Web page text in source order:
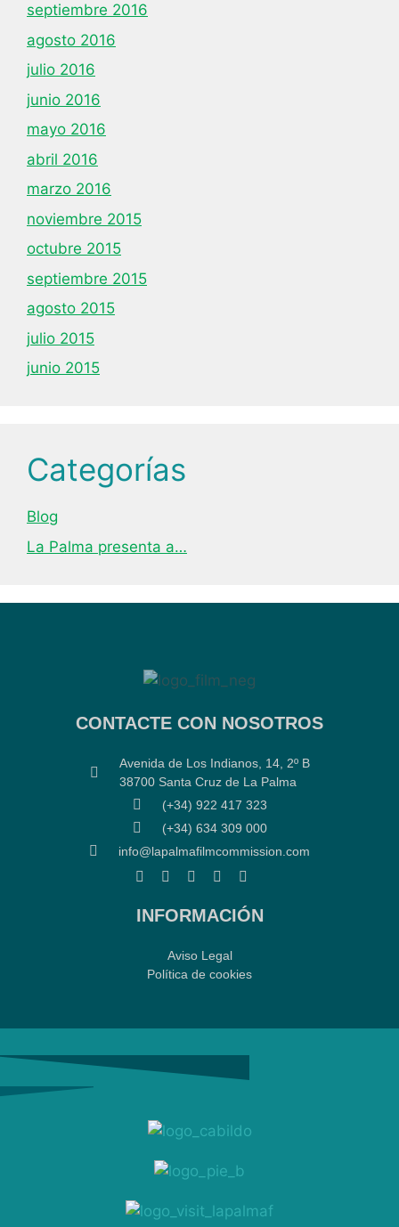
septiembre 2016
agosto 2016
julio 2016
junio 2016
mayo 2016
abril 2016
marzo 2016
noviembre 2015
octubre 2015
septiembre 2015
agosto 2015
julio 2015
junio 2015
Categorías
Blog
La Palma presenta a…
CONTACTE CON NOSOTROS
Avenida de Los Indianos, 14, 2º B
38700 Santa Cruz de La Palma
(+34) 922 417 323
(+34) 634 309 000
info@lapalmafilmcommission.com
INFORMACIÓN
Aviso Legal
Política de cookies